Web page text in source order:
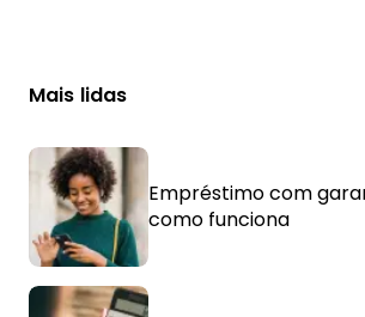
Mais lidas
Empréstimo com
como funciona